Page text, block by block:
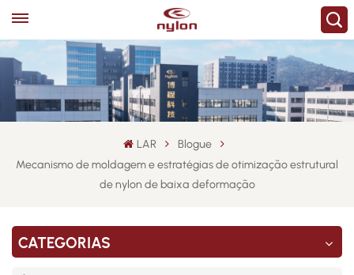
LAR
Blogue
Mecanismo de moldagem e estratégias de otimização estrutural
de nylon de baixa deformação
CATEGORIAS